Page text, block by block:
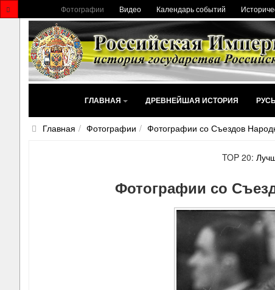
Фотографии Видео Календарь событий
ГЛАВНАЯ ДРЕВНЕЙШАЯ ИСТОРИЯ
Главная Фотографии Фотографии со Съездов
TOP 20:
Фотографии со